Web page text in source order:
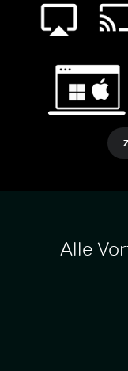
Alle